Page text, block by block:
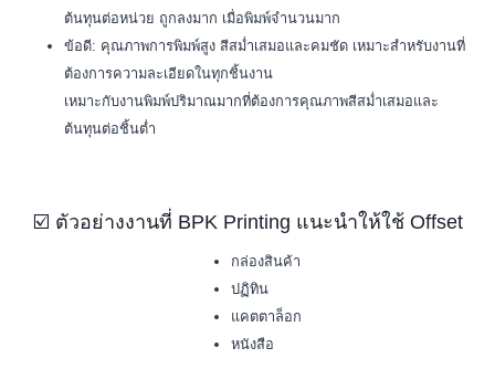
ต้นทุนต่อหน่วย ถูกลงมาก เมื่อพิมพ์จำนวนมาก
ข้อดี: คุณภาพการพิมพ์สูง สีสม่ำเสมอและคมชัด เหมาะสำหรับงานที่
ต้องการความละเอียดในทุกชิ้นงาน
เหมาะกับงานพิมพ์ปริมาณมากที่ต้องการคุณภาพสีสม่ำเสมอและ
ต้นทุนต่อชิ้นต่ำ
☑️ ตัวอย่างงานที่ BPK Printing แนะนำให้ใช้ Offset
กล่องสินค้า
ปฏิทิน
แคตตาล็อก
หนังสือ